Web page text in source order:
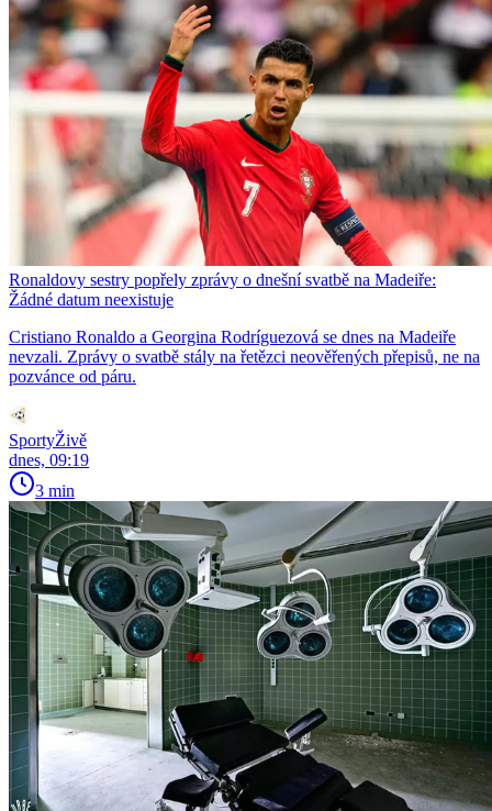
Ronaldovy sestry popřely zprávy o dnešní svatbě na Madeiře:
Žádné datum neexistuje
Cristiano Ronaldo a Georgina Rodríguezová se dnes na Madeiře
nevzali. Zprávy o svatbě stály na řetězci neověřených přepisů, ne na
pozvánce od páru.
SportyŽivě
dnes, 09:19
3 min